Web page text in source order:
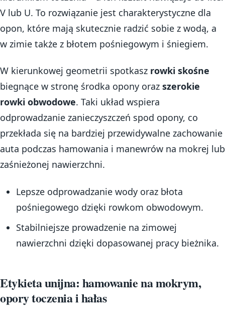
V lub U. To rozwiązanie jest charakterystyczne dla
opon, które mają skutecznie radzić sobie z wodą, a
w zimie także z błotem pośniegowym i śniegiem.
W kierunkowej geometrii spotkasz rowki skośne
biegnące w stronę środka opony oraz szerokie
rowki obwodowe. Taki układ wspiera
odprowadzanie zanieczyszczeń spod opony, co
przekłada się na bardziej przewidywalne zachowanie
auta podczas hamowania i manewrów na mokrej lub
zaśnieżonej nawierzchni.
Lepsze odprowadzanie wody oraz błota
pośniegowego dzięki rowkom obwodowym.
Stabilniejsze prowadzenie na zimowej
nawierzchni dzięki dopasowanej pracy bieżnika.
Etykieta unijna: hamowanie na mokrym,
opory toczenia i hałas